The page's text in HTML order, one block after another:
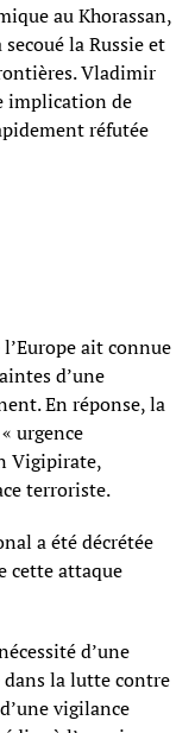
au Khorassan,
la Russie et
Vladimir
implication de
réfutée
ait connue
d’une
En réponse, la
urgence
Vigipirate,
terroriste.
a été décrétée
cette attaque
d’une
la lutte contre
vigilance